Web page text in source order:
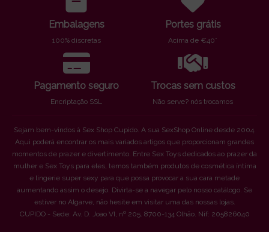
Embalagens
100% discretas
Portes grátis
Acima de €40*
Pagamento seguro
Encriptação SSL
Trocas sem custos
Não serve? nós trocamos
Sejam bem-vindos à Sex Shop Cupido. A sua SexShop Online desde 2004.
Aqui poderá encontrar os mais variados artigos que proporcionam grandes
momentos de prazer e divertimento. Entre Sex Toys dedicados ao prazer da
mulher e Sex Toys para eles, temos também produtos de cosmética íntima
e lingerie super sexy para que possa provocar a sua cara metade
aumentando assim o desejo. Divirta-se a navegar pelo nosso catálogo. Se
estiver no Algarve, não hesite em visitar uma das nossas lojas.
CUPIDO - Sede: Av. D. Joao VI, nº 205. 8700-134 Olhão. Nif: 205826040